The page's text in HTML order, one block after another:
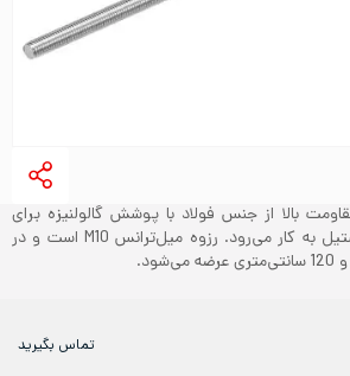
بالا از جنس فولاد با پوشش گالولنیزه برای
نصب نرده‌های استنلس استیل به کار می‌رود. رزوه میل‌ترانس M10 است و در
تماس بگیرید